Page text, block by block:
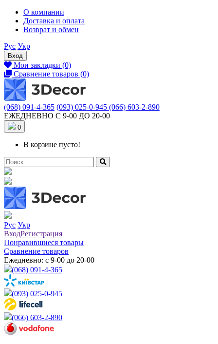
О компании
Доставка и оплата
Возврат и обмен
Рус Укр
Вход
Мои закладки (0)
Сравнение товаров (0)
(068) 091-4-365 (093) 025-0-945 (066) 603-2-890
ЕЖЕДНЕВНО С 9-00 ДО 20-00
0
В корзине пусто!
Рус Укр
ВходРегистрация
Понравившиеся товары
Сравнение товаров
Ежедневно: с 9-00 до 20-00
(068) 091-4-365
(093) 025-0-945
(066) 603-2-890